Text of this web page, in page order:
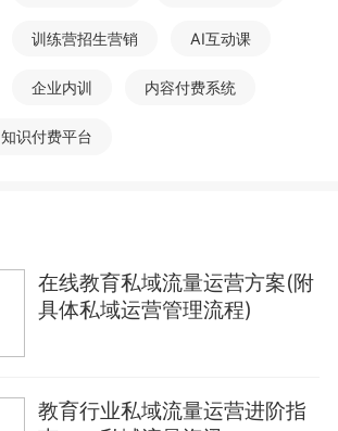
训练营招生营销 AI互动课
企业内训 内容付费系统
知识付费平台
在线教育私域流量运营方案(附
具体私域运营管理流程)
教育行业私域流量运营进阶指